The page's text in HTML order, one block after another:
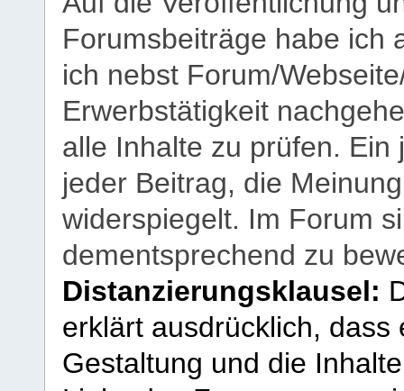
Forumsbeiträge habe ich
ich nebst Forum/
Erwerbstätigkeit
alle Inhalte zu prüfen.
jeder Beitrag, die
widerspiegelt. Im Forum
dementsprechend zu
Distanzierungsklausel:
erklärt ausdrücklich,
Gestaltung und die